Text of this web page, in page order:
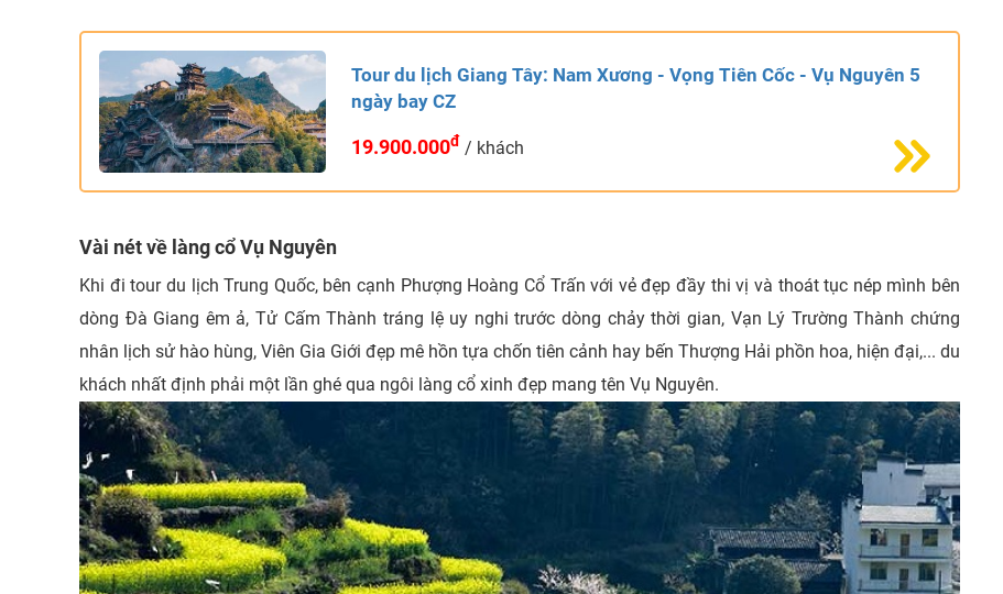
Tour du lịch Giang Tây: Nam Xương - Vọng Tiên Cốc - Vụ Nguyên 5
ngày bay CZ
19.900.000đ / khách
Vài nét về làng cổ Vụ Nguyên
Khi đi tour du lịch Trung Quốc, bên cạnh Phượng Hoàng Cổ Trấn với vẻ đẹp đầy thi vị và thoát tục nép mình bên
dòng Đà Giang êm ả, Tử Cấm Thành tráng lệ uy nghi trước dòng chảy thời gian, Vạn Lý Trường Thành chứng
nhân lịch sử hào hùng, Viên Gia Giới đẹp mê hồn tựa chốn tiên cảnh hay bến Thượng Hải phồn hoa, hiện đại,... du
khách nhất định phải một lần ghé qua ngôi làng cổ xinh đẹp mang tên Vụ Nguyên.